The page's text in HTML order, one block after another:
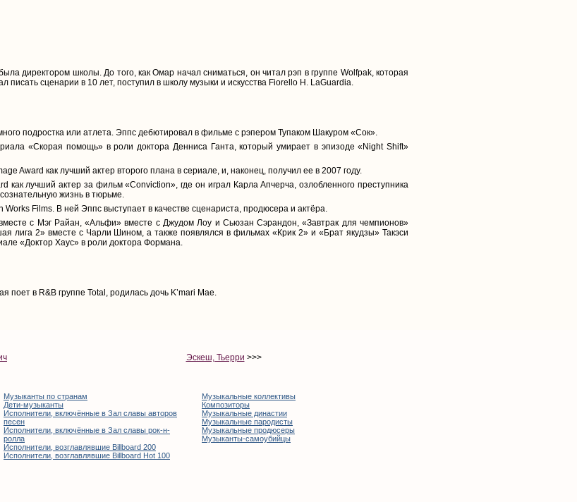
директором школы. До того, как Омар начал сниматься, он читал рэп в группе Wolfpak, которая
писать сценарии в 10 лет, поступил в школу музыки и искусства Fiorello H. LaGuardia.
подростка или атлета. Эппс дебютировал в фильме с рэпером Тупаком Шакуром «Сок».
«Скорая помощь» в роли доктора Денниса Ганта, который умирает в эпизоде «Night Shift»
Award как лучший актер второго плана в сериале, и, наконец, получил ее в 2007 году.
как лучший актер за фильм «Conviction», где он играл Карла Апчерча, озлобленного преступника
жизнь в тюрьме.
Films. В ней Эппс выступает в качестве сценариста, продюсера и актёра.
с Мэг Райан, «Альфи» вместе с Джудом Лоу и Сьюзан Сэрандон, «Завтрак для чемпионов»
лига 2» вместе с Чарли Шином, а также появлялся в фильмах «Крик 2» и «Брат якудзы» Такэси
«Доктор Хаус» в роли доктора Формана.
поет в R&B группе Total, родилась дочь K’mari Mae.
Эскеш, Тьерри >>>
Музыканты по странам
Дети-музыканты
Исполнители, включённые в Зал славы авторов
песен
Исполнители, включённые в Зал славы рок-н-
ролла
Исполнители, возглавлявшие Billboard 200
Исполнители, возглавлявшие Billboard Hot 100
Музыкальные коллективы
Композиторы
Музыкальные династии
Музыкальные пародисты
Музыкальные продюсеры
Музыканты-самоубийцы